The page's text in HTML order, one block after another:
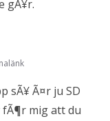
gÃ¥r.
sÃ¥ Ã¤r ju SD
mig att du